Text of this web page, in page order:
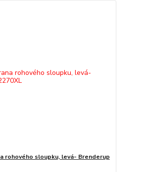
rohového sloupku, levá- Brenderup